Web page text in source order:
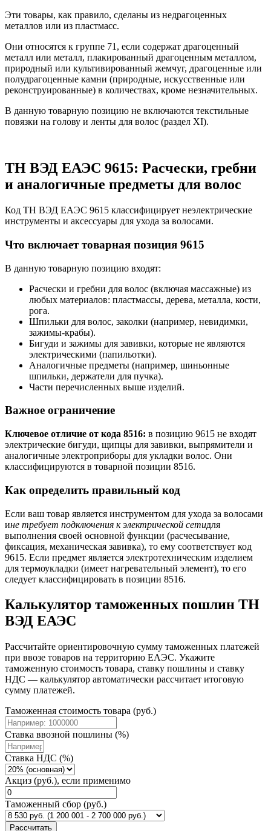
Эти товары, как правило, сделаны из недрагоценных
металлов или из пластмасс.
Они относятся к группе 71, если содержат драгоценный
металл или металл, плакированный драгоценным металлом,
природный или культивированный жемчуг, драгоценные или
полудрагоценные камни (природные, искусственные или
реконструированные) в количе­ствах, кроме незначительных.
В данную товарную позицию не включаются текстильные
повязки на голову и ленты для волос (раздел XI).
ТН ВЭД ЕАЭС 9615: Расчески, гребни
и аналогичные предметы для волос
Код ТН ВЭД ЕАЭС 9615 классифицирует неэлектрические
инструменты и аксессуары для ухода за волосами.
Что включает товарная позиция 9615
В данную товарную позицию входят:
Расчески и гребни для волос (включая массажные) из
любых материалов: пластмассы, дерева, металла, кости,
рога.
Шпильки для волос, заколки (например, невидимки,
зажимы-крабы).
Бигуди и зажимы для завивки, которые не являются
электрическими (папильотки).
Аналогичные предметы (например, шиньонные
шпильки, держатели для пучка).
Части перечисленных выше изделий.
Важное ограничение
Ключевое отличие от кода 8516: в позицию 9615 не входят
электрические бигуди, щипцы для завивки, выпрямители и
аналогичные электроприборы для укладки волос. Они
классифицируются в товарной позиции 8516.
Как определить правильный код
Если ваш товар является инструментом для ухода за волосами
ине требует подключения к электрической сетидля
выполнения своей основной функции (расчесывание,
фиксация, механическая завивка), то ему соответствует код
9615. Если предмет является электротехническим изделием
для термоукладки (имеет нагревательный элемент), то его
следует классифицировать в позиции 8516.
Калькулятор таможенных пошлин ТН
ВЭД ЕАЭС
Рассчитайте ориентировочную сумму таможенных платежей
при ввозе товаров на территорию ЕАЭС. Укажите
таможенную стоимость товара, ставку пошлины и ставку
НДС — калькулятор автоматически рассчитает итоговую
сумму платежей.
Таможенная стоимость товара (руб.)
Ставка ввозной пошлины (%)
Ставка НДС (%)
Акциз (руб.), если применимо
Таможенный сбор (руб.)
Рассчитать